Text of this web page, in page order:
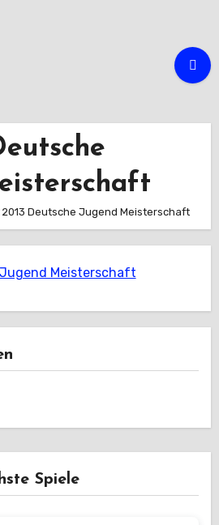
2013 Deutsche Jugend Meisterschaft
Meisterschaft
Spiele